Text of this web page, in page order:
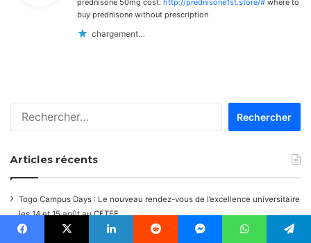
:
buy prednisone without prescription
chargement…
Articles récents
Togo Campus Days : Le nouveau rendez-vous de l’excellence universitaire
les 14 et 15 août au CETEF
1ère Édition des Grandes Retrouvailles des Ressortissants de Kpélé Govié